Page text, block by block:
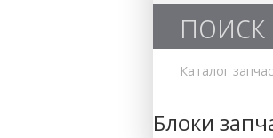
Каталог
Блоки